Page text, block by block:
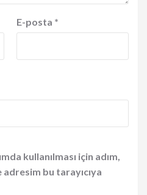
E-posta *
kullanılması için adım,
bu tarayıcıya